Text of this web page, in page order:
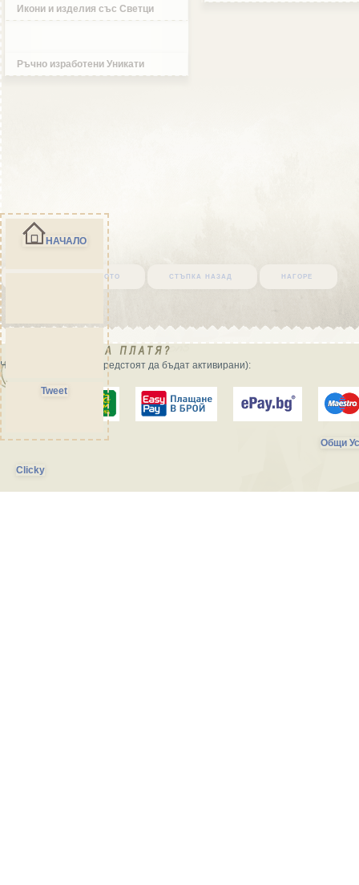
Икони и изделия със Светци
Ръчно изработени Уникати
върни се в началото стъпка назад нагоре
Начини на плащане (предстоят да бъдат активирани):
Общи
Clicky
НАЧАЛО
Tweet